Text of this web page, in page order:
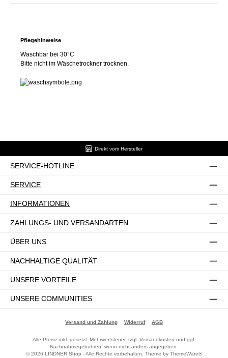
Pflegehinweise
Waschbar bei 30°C
Bitte nicht im Wäschetrockner trocknen.
Direkt vom Hersteller
SERVICE-HOTLINE
SERVICE
INFORMATIONEN
ZAHLUNGS- UND VERSANDARTEN
ÜBER UNS
NACHHALTIGE QUALITÄT
UNSERE VORTEILE
UNSERE COMMUNITIES
Versand und Zahlung Widerruf AGB
Alle Preise inkl. gesetzl. Mehrwertsteuer zzgl. Versandkosten und ggf.
Nachnahmegebühren, wenn nicht anders angegeben.
© 2026 LINDNER Shop - Alle Rechte vorbehalten. Theme by ThemeWare®